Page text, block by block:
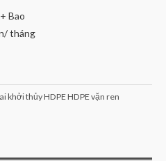
Bao
tháng
khởi thủy HDPE HDPE vặn ren